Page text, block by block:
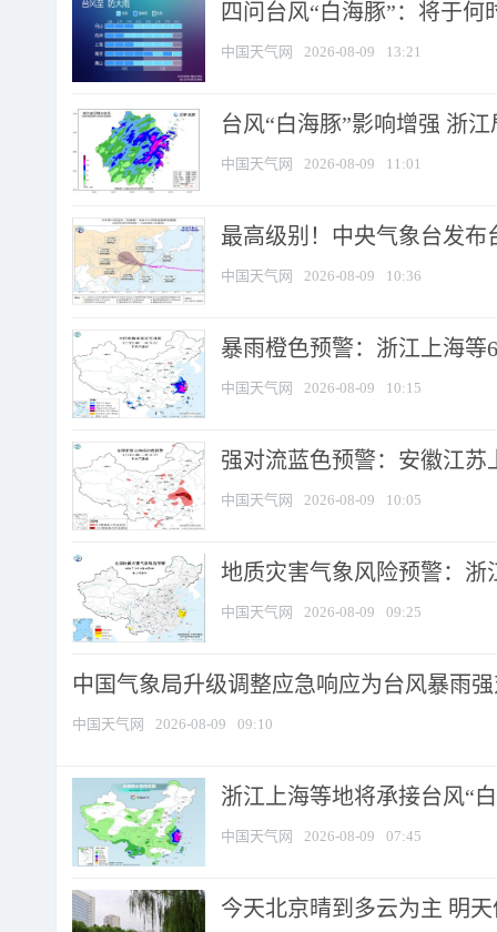
四问台风“白海豚”：将于
中国天气网 2026-08-09 13:21
台风“白海豚”影响增强 浙
中国天气网 2026-08-09 11:01
最高级别！中央气象台发布
中国天气网 2026-08-09 10:36
暴雨橙色预警：浙江上海等
中国天气网 2026-08-09 10:15
强对流蓝色预警：安徽江苏
中国天气网 2026-08-09 10:05
地质灾害气象风险预警：浙
中国天气网 2026-08-09 09:25
中国气象局升级调整应急响应为台风暴雨
中国天气网 2026-08-09 09:10
浙江上海等地将承接台风“
中国天气网 2026-08-09 07:45
今天北京晴到多云为主 明